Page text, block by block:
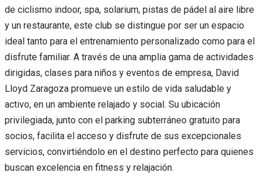
de ciclismo indoor, spa, solarium, pistas de pádel al aire libre
y un restaurante, este club se distingue por ser un espacio
ideal tanto para el entrenamiento personalizado como para el
disfrute familiar. A través de una amplia gama de actividades
dirigidas, clases para niños y eventos de empresa, David
Lloyd Zaragoza promueve un estilo de vida saludable y
activo, en un ambiente relajado y social. Su ubicación
privilegiada, junto con el parking subterráneo gratuito para
socios, facilita el acceso y disfrute de sus excepcionales
servicios, convirtiéndolo en el destino perfecto para quienes
buscan excelencia en fitness y relajación.